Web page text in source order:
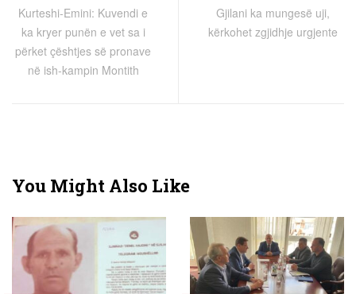
Kurteshi-Emini: Kuvendi e
ka kryer punën e vet sa i
përket çështjes së pronave
në ish-kampin Montith
Gjilani ka mungesë uji,
kërkohet zgjidhje urgjente
You Might Also Like